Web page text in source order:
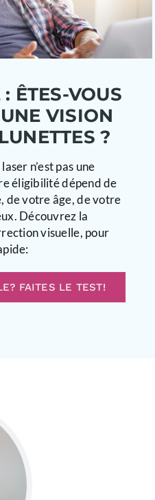
ÊTES-VOUS
VISION
?
n’est pas une
éligibilité dépend de
de votre âge, de votre
Découvrez la
visuelle, pour
FAITES LE TEST!